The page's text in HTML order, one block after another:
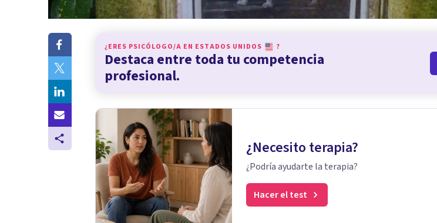
¿ERES PSICÓLOGO/A EN ESTADOS UNIDOS ?
Destaca entre toda tu competencia
profesional.
¿Necesito terapia?
¿Podría ayudarte la terapia?
Hacer el test